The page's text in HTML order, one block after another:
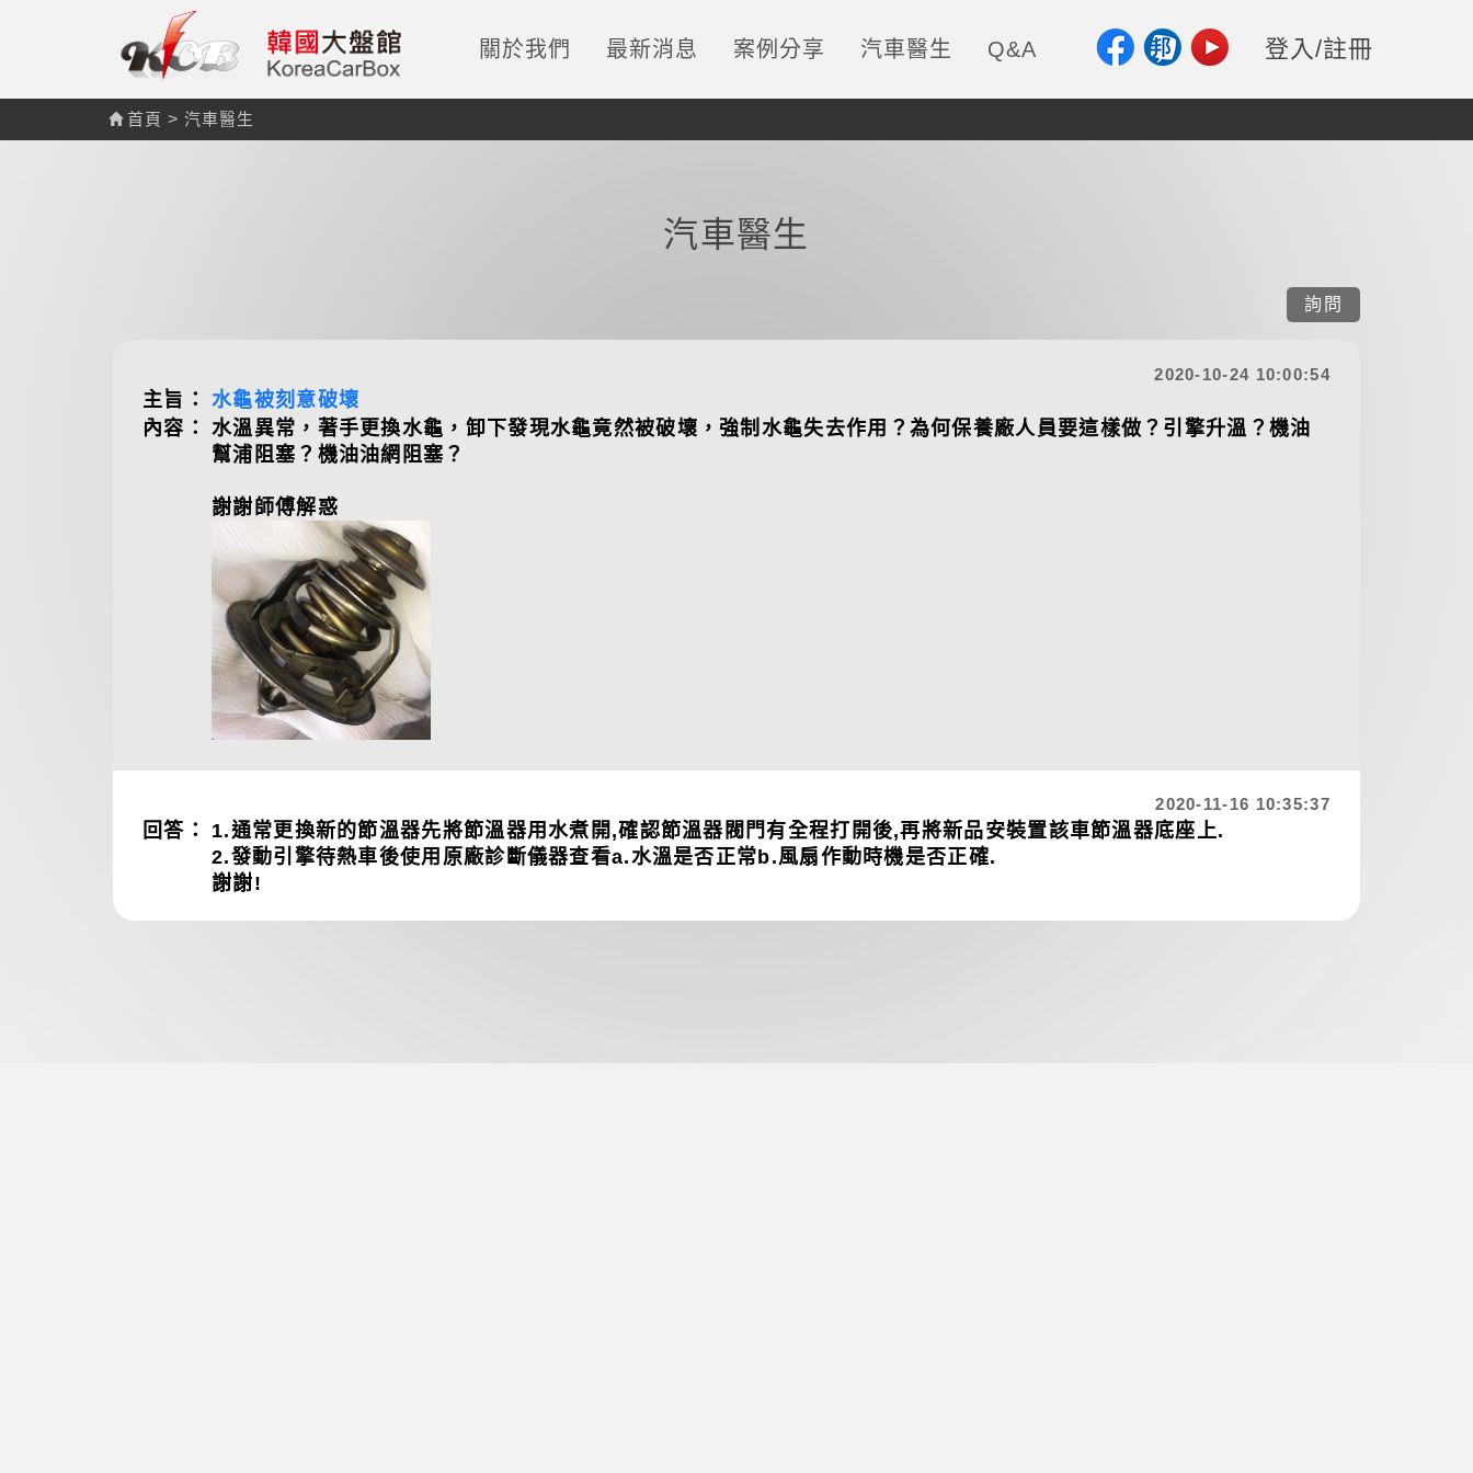
關於我們 最新消息 案例分享 汽車醫生 Q&A 登入/註冊
首頁 > 汽車醫生
汽車醫生
詢問
2020-10-24 10:00:54
主旨：
水龜被刻意破壞
內容：
水溫異常，著手更換水龜，卸下發現水龜竟然被破壞，強制水龜失去作用？為何保養廠人員要這樣做？引擎升溫？機油
幫浦阻塞？機油油網阻塞？
謝謝師傅解惑
2020-11-16 10:35:37
回答：
1.通常更換新的節溫器先將節溫器用水煮開,確認節溫器閥門有全程打開後,再將新品安裝置該車節溫器底座上.
2.發動引擎待熱車後使用原廠診斷儀器查看a.水溫是否正常b.風扇作動時機是否正確.
謝謝!